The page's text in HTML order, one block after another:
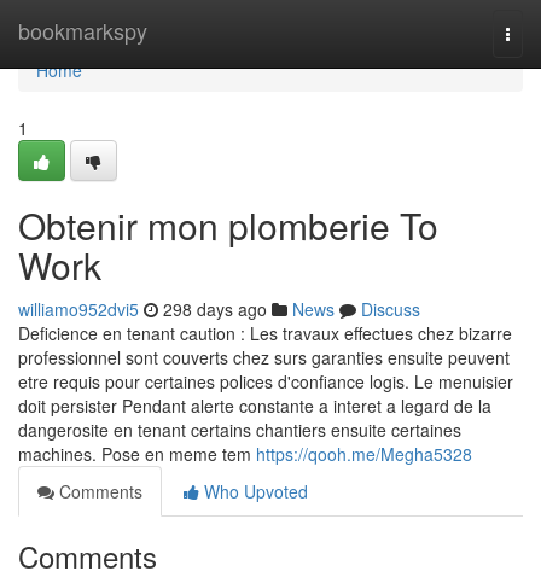
bookmarkspy
Home
Home
1
Obtenir mon plomberie To
Work
williamo952dvi5 298 days ago News
Discuss
Deficience en tenant caution : Les travaux effectues chez bizarre
professionnel sont couverts chez surs garanties ensuite peuvent
etre requis pour certaines polices d'confiance logis. Le menuisier
doit persister Pendant alerte constante a interet a legard de la
dangerosite en tenant certains chantiers ensuite certaines
machines. Pose en meme tem https://qooh.me/Megha5328
Comments
Who Upvoted
Comments